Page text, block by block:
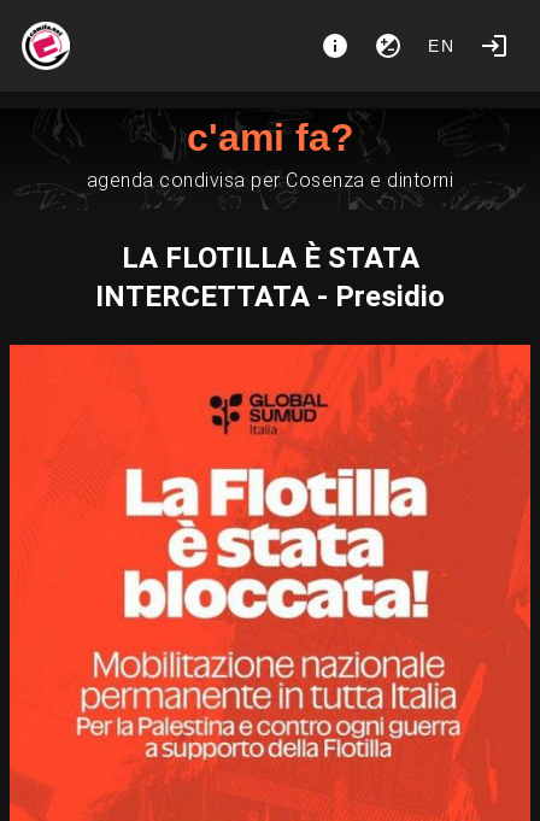
EN
c'ami fa?
agenda condivisa per Cosenza e dintorni
LA FLOTILLA È STATA
INTERCETTATA - Presidio